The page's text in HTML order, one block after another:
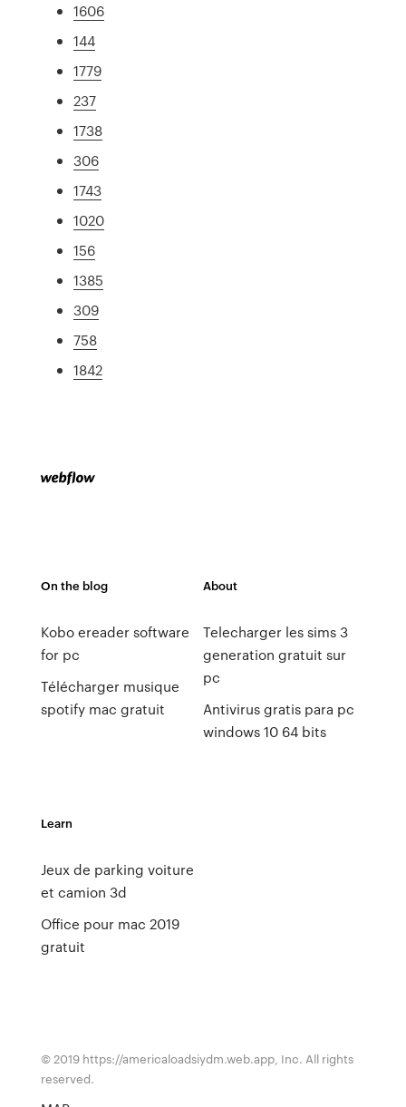
1606
144
1779
237
1738
306
1743
1020
156
1385
309
758
1842
On the blog
Kobo ereader software
for pc
Télécharger musique
spotify mac gratuit
About
Telecharger les sims 3
generation gratuit sur
pc
Antivirus gratis para pc
windows 10 64 bits
Learn
Jeux de parking voiture
et camion 3d
Office pour mac 2019
gratuit
© 2019 https://americaloadsiydm.web.app, Inc. All rights
reserved.